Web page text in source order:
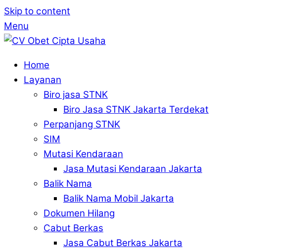
Skip to content
Menu
Home
Layanan
Biro jasa STNK
Biro Jasa STNK Jakarta Terdekat
Perpanjang STNK
SIM
Mutasi Kendaraan
Jasa Mutasi Kendaraan Jakarta
Balik Nama
Balik Nama Mobil Jakarta
Dokumen Hilang
Cabut Berkas
Jasa Cabut Berkas Jakarta